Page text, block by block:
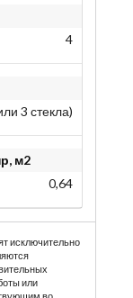
4
3 стекла)
м2
0,64
исключительно
или
во